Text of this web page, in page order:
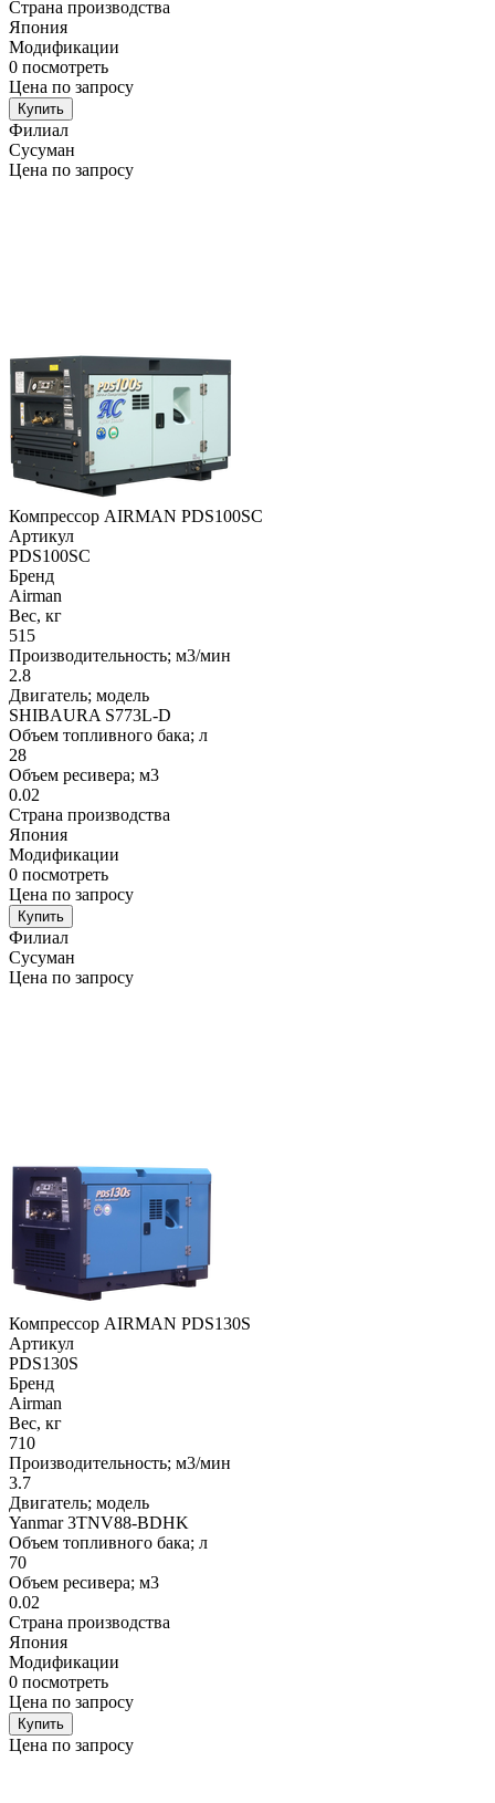
Страна производства
Япония
Модификации
0 посмотреть
Цена по запросу
Купить
Филиал
Сусуман
Цена по запросу
Компрессор AIRMAN PDS100SC
Артикул
PDS100SC
Бренд
Airman
Вес, кг
515
Производительность; м3/мин
2.8
Двигатель; модель
SHIBAURA S773L-D
Объем топливного бака; л
28
Объем ресивера; м3
0.02
Страна производства
Япония
Модификации
0 посмотреть
Цена по запросу
Купить
Филиал
Сусуман
Цена по запросу
Компрессор AIRMAN PDS130S
Артикул
PDS130S
Бренд
Airman
Вес, кг
710
Производительность; м3/мин
3.7
Двигатель; модель
Yanmar 3TNV88-BDHK
Объем топливного бака; л
70
Объем ресивера; м3
0.02
Страна производства
Япония
Модификации
0 посмотреть
Цена по запросу
Купить
Цена по запросу